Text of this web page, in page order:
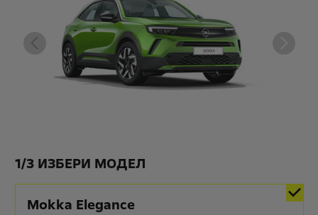
1/3 ИЗБЕРИ МОДЕЛ
Mokka Elegance